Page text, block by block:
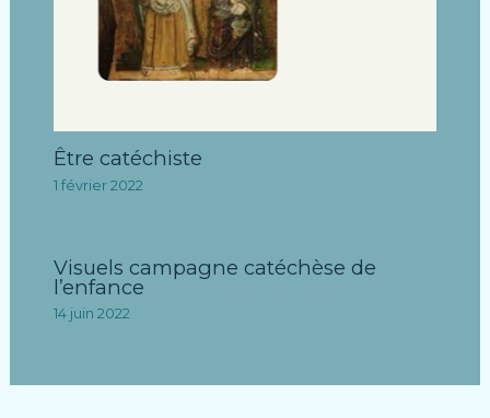
Être catéchiste
1 février 2022
Visuels campagne catéchèse de
l’enfance
14 juin 2022